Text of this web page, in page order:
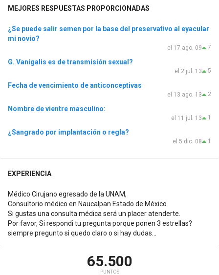
MEJORES RESPUESTAS PROPORCIONADAS
¿Se puede salir semen por la base del preservativo al eyacular
mi novio?
7
el 17 ago. 09
G. Vanigalis es de transmisión sexual?
5
el 2 jul. 13
Fecha de vencimiento de anticonceptivas
2
el 13 ago. 13
Nombre de vientre masculino:
1
el 11 jul. 13
¿Sangrado por implantación o regla?
1
el 5 dic. 08
EXPERIENCIA
Médico Cirujano egresado de la UNAM,
Consultorio médico en Naucalpan Estado de México.
Si gustas una consulta médica será un placer atenderte.
Por favor, Si respondi tu pregunta porque ponen 3 estrellas?
siempre pregunto si quedo claro o si hay dudas...
65.500
PUNTOS